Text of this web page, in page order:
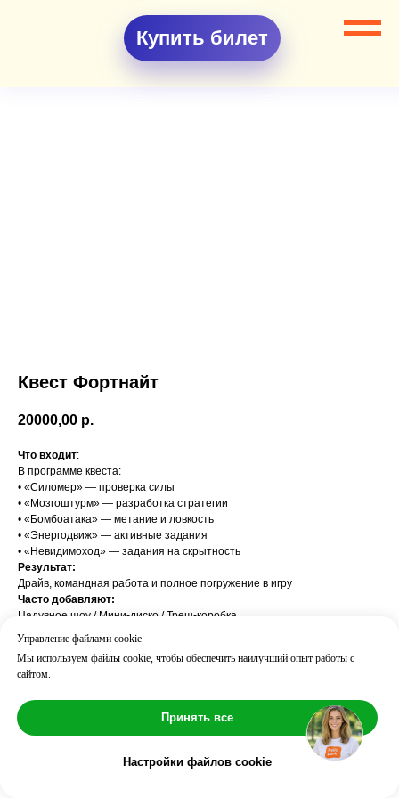
Купить билет
Квест Фортнайт
20000,00 р.
Что входит:
В программе квеста:
• «Силомер» — проверка силы
• «Мозгоштурм» — разработка стратегии
• «Бомбоатака» — метание и ловкость
• «Энергодвиж» — активные задания
• «Невидимоход» — задания на скрытность
Результат:
Драйв, командная работа и полное погружение в игру
Часто добавляют:
Надувное шоу / Мини-диско / Треш-коробка
Возраст: 3
Длительность: ⏱ 60 мин
Количество детей: до 10
Управление файлами cookie
Мы используем файлы cookie, чтобы обеспечить наилучший опыт работы с
сайтом.
Принять все
Настройки файлов cookie